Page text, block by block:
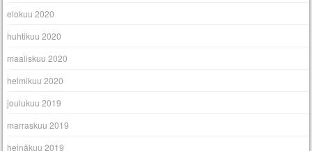
elokuu 2020
huhtikuu 2020
maaliskuu 2020
helmikuu 2020
joulukuu 2019
marraskuu 2019
heinäkuu 2019